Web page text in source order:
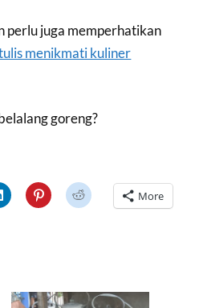
perlu juga memperhatikan
menikmati kuliner
goreng?
Click
to
Click
to
Click
to More